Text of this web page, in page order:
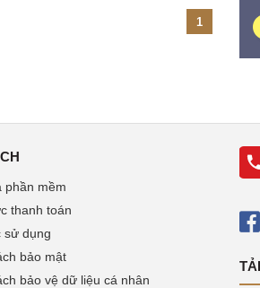
1
phần mềm
thanh toán
sử dụng
bảo mật
bảo vệ dữ liệu cá nhân